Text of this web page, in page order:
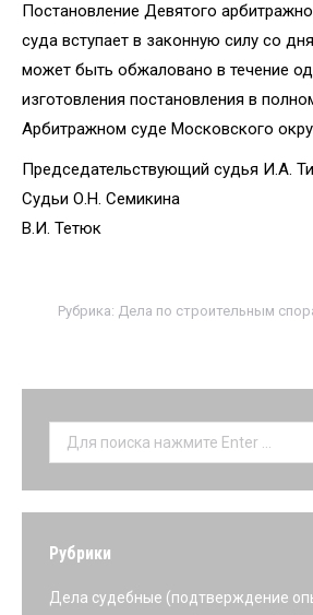
Постановление Девятого
суда вступает в законную силу со
может быть обжаловано в течение
изготовления постановления в
Арбитражном суде Московского
Председательствующий судья И.А.
Судьи О.Н. Семикина
В.И. Тетюк
Рубрика: Дела по строительным
Поиск:
Рубрики
Дела судебные (подтверждение